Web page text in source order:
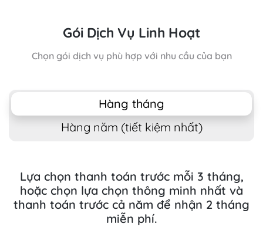
Gói Dịch Vụ Linh Hoạt
Chọn gói dịch vụ phù hợp với nhu cầu của bạn
Hàng tháng
Hàng năm (tiết kiệm nhất)
Lựa chọn thanh toán trước mỗi 3 tháng,
hoặc chọn lựa chọn thông minh nhất và
thanh toán trước cả năm để nhận 2 tháng
miễn phí.